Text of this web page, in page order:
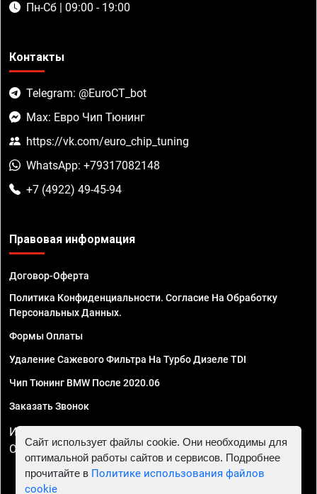
Пн-Сб | 09:00 - 19:00
Контакты
Telegram: @EuroCT_bot
Max: Евро Чип Тюнинг
https://vk.com/euro_chip_tuning
WhatsApp: +79317082148
+7 (4922) 49-45-94
Правовая информация
Договор-Оферта
Политика Конфиденциальности. Согласие На Обработку
Персональных Данных.
Формы Оплаты
Удаление Сажевого Фильтра На Турбо Дизеле TDI
Чип Тюнинг BMW После 2020.06
Заказать Звонок
ИП Смирнов Георгий Павлович. ИНН 781302555843,
ОГРНИП 324470400032610
Сайт использует файлы cookie. Они необходимы для
оптимальной работы сайтов и сервисов. Подробнее
прочитайте в Политике использования файлов
cookie